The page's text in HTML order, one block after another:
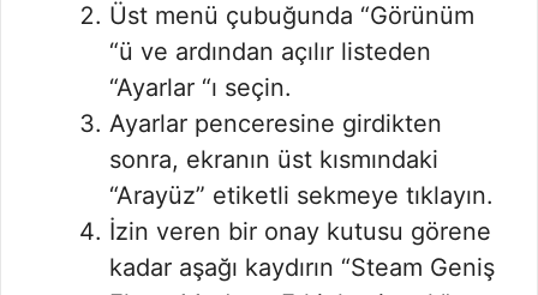
Üst menü çubuğunda “Görünüm
“ü ve ardından açılır listeden
“Ayarlar “ı seçin.
Ayarlar penceresine girdikten
sonra, ekranın üst kısmındaki
“Arayüz” etiketli sekmeye tıklayın.
İzin veren bir onay kutusu görene
kadar aşağı kaydırın “Steam Geniş